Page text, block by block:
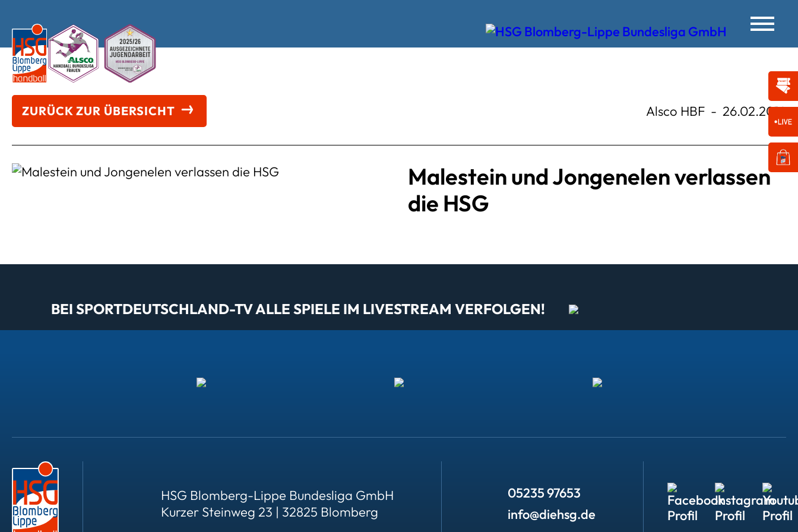
ZURÜCK ZUR ÜBERSICHT Alsco HBF - 26.02.2014
Malestein und Jongenelen verlassen
die HSG
BEI SPORTDEUTSCHLAND-TV ALLE SPIELE IM LIVESTREAM VERFOLGEN!
HSG Blomberg-Lippe Bundesliga GmbH
Kurzer Steinweg 23 | 32825 Blomberg
05235 97653
info@diehsg.de